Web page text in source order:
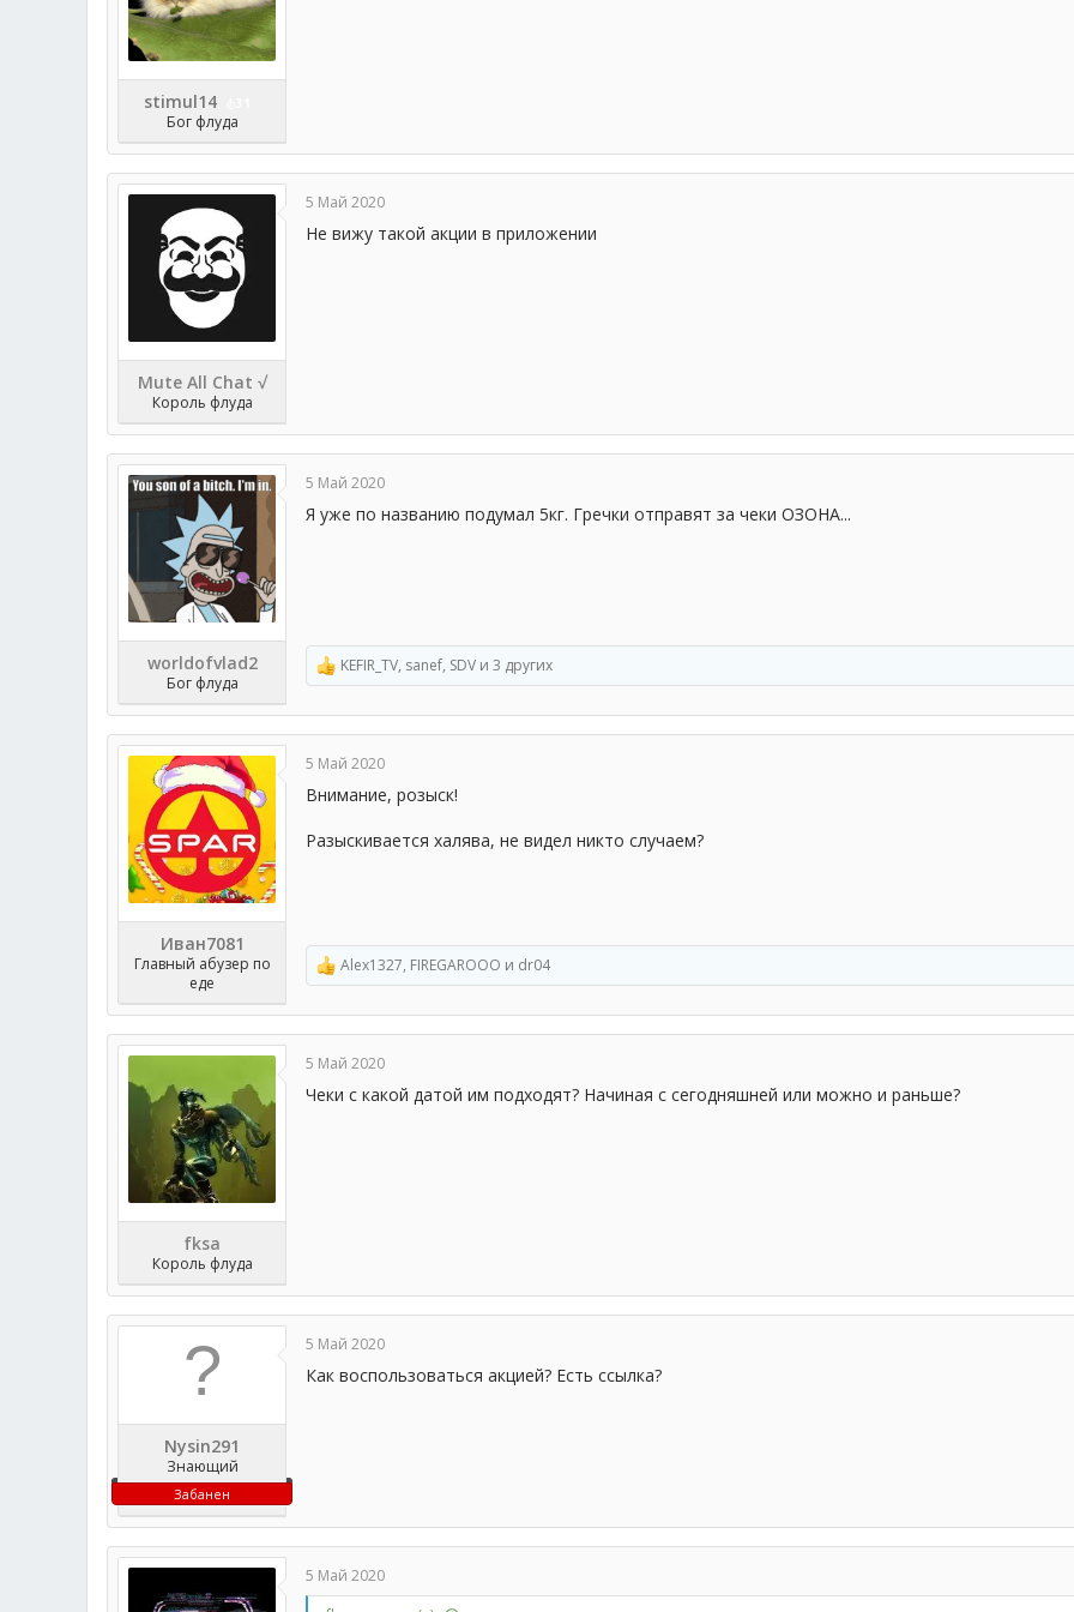
stimul14
Бог флуда
Mute All Chat √
Король флуда
5 Май 2020
Не вижу такой акции в приложении
worldofvlad2
Бог флуда
5 Май 2020
Я уже по названию подумал 5кг. Гречки отправят за чеки ОЗОНА...
Р
е
а
к
и
и
:
KEFIR_TV, sanef, SDV и 3 других
Иван7081
Главный абузер по
еде
5 Май 2020
Внимание, розыск!
Разыскивается халява, не видел никто случаем?
Р
е
а
к
и
и
Alex1327, FIREGAROOO и dr04
fksa
Король флуда
5 Май 2020
Чеки с какой датой им подходят? Начиная с сегодняшней или можно и раньше?
Nysin291
Знающий
Забанен
5 Май 2020
Как воспользоваться акцией? Есть ссылка?
5 Май 2020